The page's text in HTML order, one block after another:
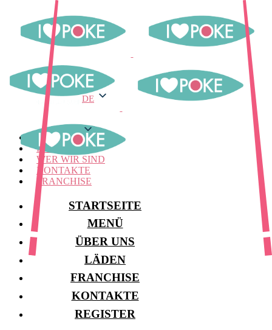
DE
MENÜ
LAGER
WER WIR SIND
KONTAKTE
FRANCHISE
STARTSEITE
MENÜ
ÜBER UNS
LÄDEN
FRANCHISE
KONTAKTE
REGISTER